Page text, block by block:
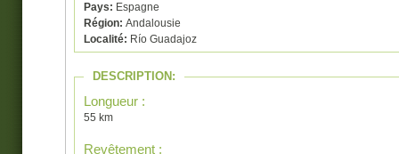
Pays: Espagne
Région: Andalousie
Localité: Río Guadajoz
DESCRIPTION:
Longueur :
55 km
Revêtement :